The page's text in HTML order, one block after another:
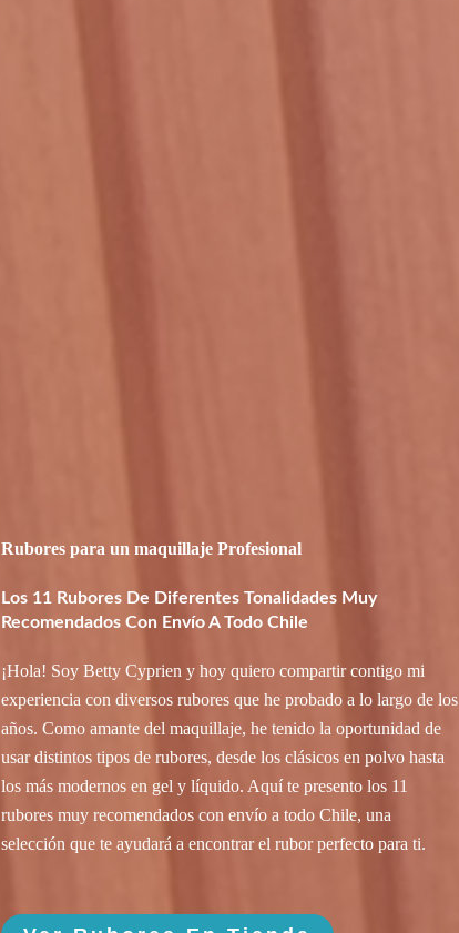
Rubores para un maquillaje Profesional
Los 11 Rubores De Diferentes Tonalidades Muy
Recomendados Con Envío A Todo Chile
¡Hola! Soy Betty Cyprien y hoy quiero compartir contigo mi
experiencia con diversos rubores que he probado a lo largo de los
años. Como amante del maquillaje, he tenido la oportunidad de
usar distintos tipos de rubores, desde los clásicos en polvo hasta
los más modernos en gel y líquido. Aquí te presento los 11
rubores muy recomendados con envío a todo Chile, una
selección que te ayudará a encontrar el rubor perfecto para ti.